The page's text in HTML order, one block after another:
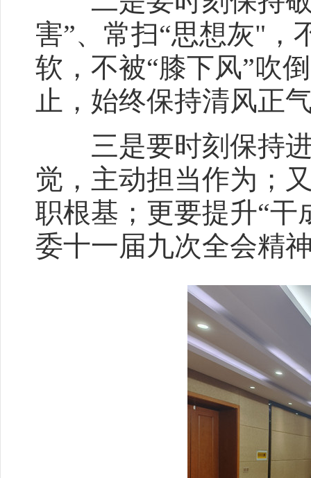
害”、常扫“思想灰"，
软，不被“膝下风”吹
止，始终保持清风正
三是要时刻保持进
觉，主动担当作为；
职根基；更要提升“干
委十一届九次全会精